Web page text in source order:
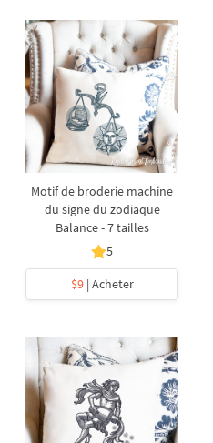
Motif de broderie machine
du signe du zodiaque
Balance - 7 tailles
5
$9| Acheter